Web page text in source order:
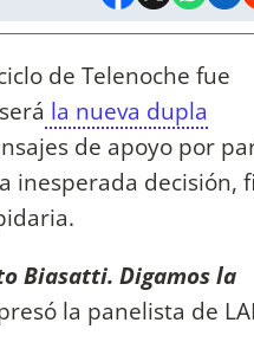
de Telenoche fue
la nueva dupla
de apoyo por
inesperada decisión,
Biasatti. Digamos la
la panelista de